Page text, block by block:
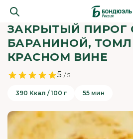
ЗАКРЫТЫЙ ПИРОГ
БАРАНИНОЙ,
КРАСНОМ ВИНЕ
5 / 5
390 Ккал / 100 г 55 мин